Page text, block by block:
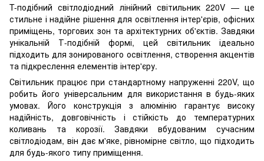
T-подібний світлодіодний лінійний світильник 220V — це
стильне і надійне рішення для освітлення інтер'єрів, офісних
приміщень, торгових зон та архітектурних об'єктів. Завдяки
унікальній Т-подібній формі, цей світильник ідеально
підходить для зонированого освітлення, створення акцентів
та підкреслення елементів інтер'єру.
Світильник працює при стандартному напруженні 220V, що
робить його універсальним для використання в будь-яких
умовах. Його конструкція з алюмінію гарантує високу
надійність, довговічність і стійкість до температурних
коливань та корозії. Завдяки вбудованим сучасним
світлодіодам, він дає м'яке, рівномірне світло, що підходить
для будь-якого типу приміщення.